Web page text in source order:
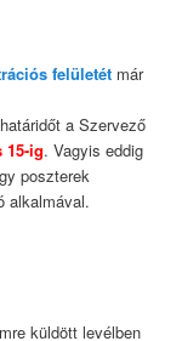
felületét már
a Szervező
15-ig. Vagyis eddig
poszterek
alkalmával.
küldött levélben